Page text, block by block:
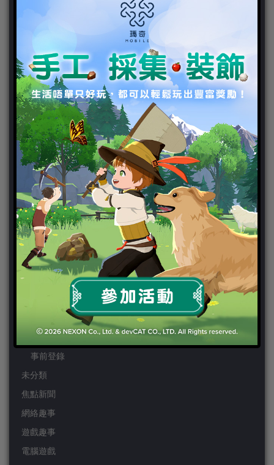
天堂2:革命 攻略
好康活動
官方虛寶
家用遊戲
3DS
PC
PS VITA
PS3
PS4
PSP
Wii
Wiiu
XBOX ONE
事前登錄
未分類
焦點新聞
網絡趣事
遊戲趣事
電腦遊戲